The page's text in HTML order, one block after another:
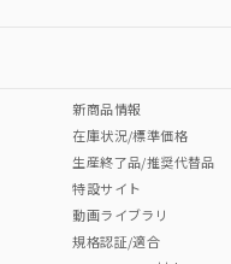
Cr(VI)
新商品情報
在庫状況/標準価格
生産終了品/推奨代替品
特設サイト
動画ライブラリ
規格認証/適合